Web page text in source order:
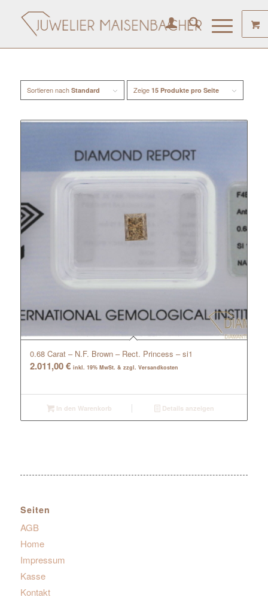
Sortieren nach Standard Zeige 15 Produkte pro Seite
0.68 Carat – N.F. Brown – Rect. Princess – si1
2.011,00€ inkl. 19% MwSt. & zzgl. Versandkosten
In den Warenkorb Details anzeigen
Seiten
AGB
Home
Impressum
Kasse
Kontakt